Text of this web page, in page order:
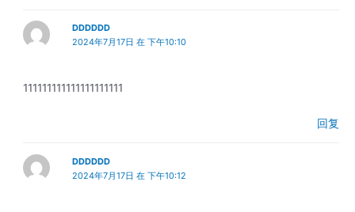
DDDDDD
2024年7月17日 在 下午10:10
111111111111111111111
回复
DDDDDD
2024年7月17日 在 下午10:12